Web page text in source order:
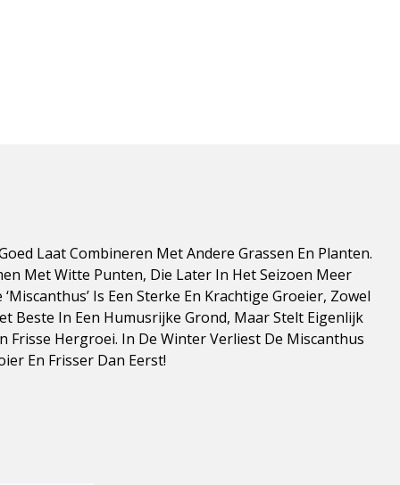
Laat Combineren Met Andere Grassen En Planten.
Met Witte Punten, Die Later In Het Seizoen Meer
Is Een Sterke En Krachtige Groeier, Zowel
Beste In Een Humusrijke Grond, Maar Stelt Eigenlijk
Frisse Hergroei. In De Winter Verliest De Miscanthus
En Frisser Dan Eerst!